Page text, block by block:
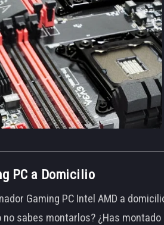
PC a Domicilio
Gaming PC Intel AMD a
sabes montarlos? ¿Has